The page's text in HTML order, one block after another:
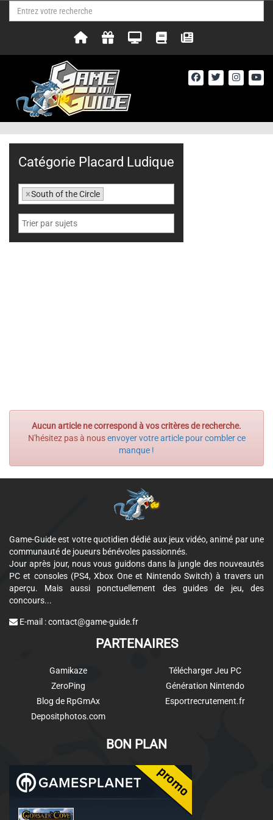
Aucun article ne correspond à vos critères de recherche.
N'hésitez pas à nousenvoyer votre article pour combler ce
manque !
Catégorie Placard Ludique
×South of the Circle
Game-Guide est votre quotidien dédié aux jeux vidéo, animé par une
communauté de joueurs bénévoles passionnés.
Jour après jour, nous vous guidons dans la jungle des nouveautés
PC et consoles (PS4, Xbox One et Nintendo Switch) à travers un
aperçu. Mais aussi ponctuellement des guides de jeu, des
concours...
E-mail :contact@game-guide.fr
PARTENAIRES
Gamikaze
ZeroPing
Blog de RpGmAx
Depositphotos.com
Télécharger Jeu PC
Génération Nintendo
Esportrecrutement.fr
BON PLAN